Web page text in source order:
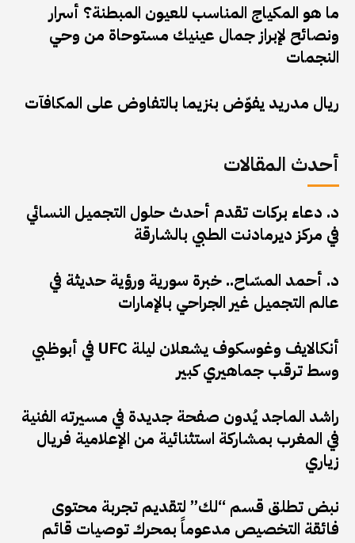
ما هو المكياج المناسب للعيون المبطنة؟ أسرار
ونصائح لإبراز جمال عينيك مستوحاة من وحي
النجمات
ريال مدريد يفوّض بنزيما بالتفاوض على المكافآت
أحدث المقالات
د. دعاء بركات تقدم أحدث حلول التجميل النسائي
في مركز ديرمادنت الطبي بالشارقة
د. أحمد المسّاح.. خبرة سورية ورؤية حديثة في
عالم التجميل غير الجراحي بالإمارات
أنكالايف وغوسكوف يشعلان ليلة UFC في أبوظبي
وسط ترقب جماهيري كبير
راشد الماجد يُدون صفحة جديدة في مسيرته الفنية
في المغرب بمشاركة استثنائية من الإعلامية فريال
زياري
نبض تطلق قسم “لك” لتقديم تجربة محتوى
فائقة التخصيص مدعوماً بمحرك توصيات قائم